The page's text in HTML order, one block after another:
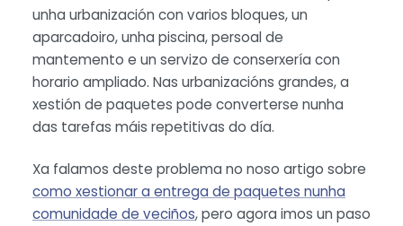
unha urbanización con varios bloques, un
aparcadoiro, unha piscina, persoal de
mantemento e un servizo de conserxería con
horario ampliado. Nas urbanizacións grandes, a
xestión de paquetes pode converterse nunha
das tarefas máis repetitivas do día.
Xa falamos deste problema no noso artigo sobre
como xestionar a entrega de paquetes nunha
comunidade de veciños, pero agora imos un paso